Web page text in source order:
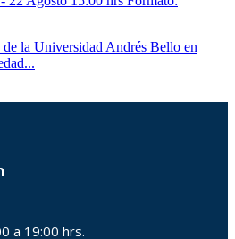
la Universidad Andrés Bello en